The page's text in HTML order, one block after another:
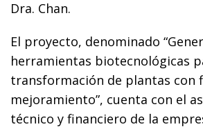
Dra. Chan.
El proyecto, denominado
herramientas biotecnológicas
transformación de plantas con
mejoramiento”, cuenta con el
técnico y financiero de la